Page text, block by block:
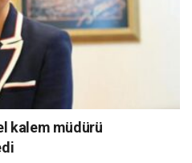
kalem müdürü